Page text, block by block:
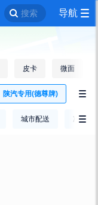
搜索 导航
皮卡 微面
陕汽专用(德尊牌) 
城市配送 冷链运
